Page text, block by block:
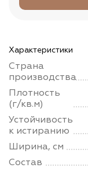
Характеристики
Страна
производства
Плотность
(г/кв.м)
Устойчивость
к истиранию
Ширина, см
Состав